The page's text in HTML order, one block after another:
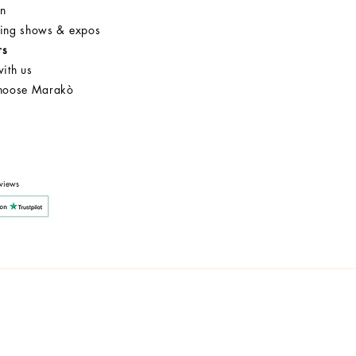
shows & expos
us
Marakò